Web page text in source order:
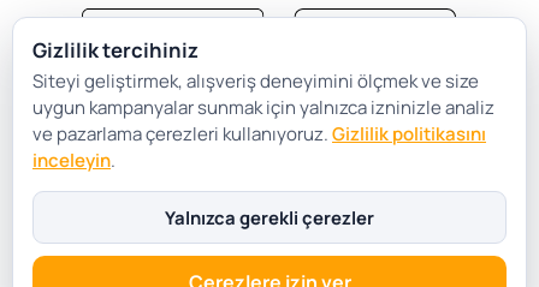
Satış Sözleşmesi
Gizlilik ve Güvenlik
Gizlilik Politikası
Çerez Tercihleri
Gizlilik tercihiniz
Siteyi geliştirmek, alışveriş deneyimini ölçmek ve size
uygun kampanyalar sunmak için yalnızca izninizle analiz
ve pazarlama çerezleri kullanıyoruz.Gizlilik politikasını
inceleyin.
Yalnızca gerekli çerezler
Çerezlere izin ver